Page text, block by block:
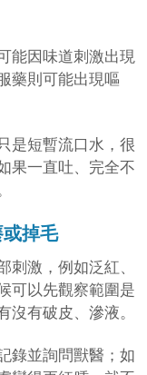
能因味道刺激出現
藥則可能出現嘔
是短暫流口水，很
果一直吐、完全不
掉毛
刺激，例如泛紅、
可以先觀察範圍是
沒有破皮、滲液。
錄並詢問獸醫；如